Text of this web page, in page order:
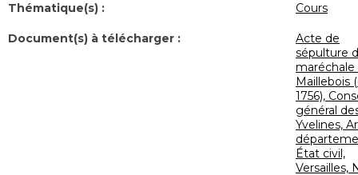
Thématique(s) : Cours
Document(s) à télécharger :
Acte de
sépulture
maréchale
Maillebois
1756),
général
Yvelines,
État civil,
Versailles,